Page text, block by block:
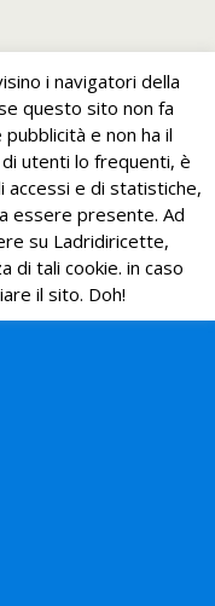
i navigatori della
questo sito non fa
e non ha il
utenti lo frequenti, è
accessi e di statistiche,
essere presente. Ad
su Ladridiricette,
di tali cookie. in caso
il sito. Doh!